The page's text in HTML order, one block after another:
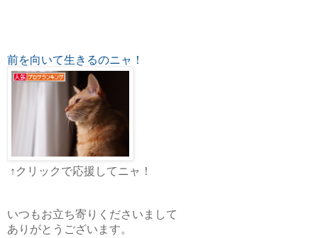
前を向いて生きるのニャ！
↑クリックで応援してニャ！
いつもお立ち寄りくださいまして
ありがとうございます。